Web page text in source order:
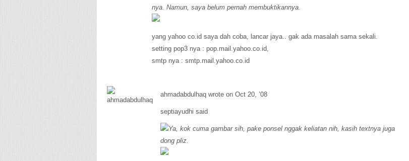
nya. Namun, saya belum pernah membuktikannya.
yang yahoo co.id saya dah coba, lancar jaya.. gak ada masalah sama sekali.
setting pop3 nya : pop.mail.yahoo.co.id,
smtp nya : smtp.mail.yahoo.co.id
ahmadabdulhaq wrote on Oct 20, ’08
septiayudhi said
Ya, kok cuma gambar sih, pake ponsel nggak keliatan nih, kasih textnya juga
dong pliz.